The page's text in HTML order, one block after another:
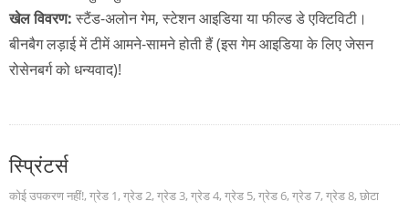
खेल विवरण: स्टैंड-अलोन गेम, स्टेशन आइडिया या फील्ड डे एक्टिविटी।
बीनबैग लड़ाई में टीमें आमने-सामने होती हैं (इस गेम आइडिया के लिए जेसन
रोसेनबर्ग को धन्यवाद)!
स्प्रिंटर्स
कोई उपकरण नहीं!, ग्रेड 1, ग्रेड 2, ग्रेड 3, ग्रेड 4, ग्रेड 5, ग्रेड 6, ग्रेड 7, ग्रेड 8, छोटा